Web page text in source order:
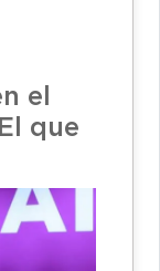
el
que